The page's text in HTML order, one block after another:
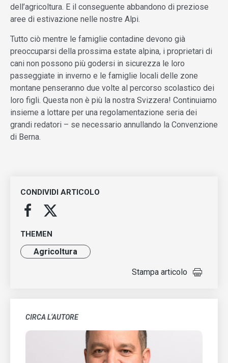
dell’agricoltura. E il conseguente abbandono di preziose
aree di estivazione nelle nostre Alpi.
Tutto ciò mentre le famiglie contadine devono già
preoccuparsi della prossima estate alpina, i proprietari di
cani non possono più godersi in sicurezza le loro
passeggiate in inverno e le famiglie locali delle zone
montane penseranno due volte al percorso scolastico dei
loro figli. Questa non è più la nostra Svizzera! Continuiamo
insieme a lottare per una regolamentazione seria dei
grandi redatori – se necessario annullando la Convenzione
di Berna.
CONDIVIDI ARTICOLO
THEMEN
Agricoltura
Stampa articolo
CIRCA L‘AUTORE